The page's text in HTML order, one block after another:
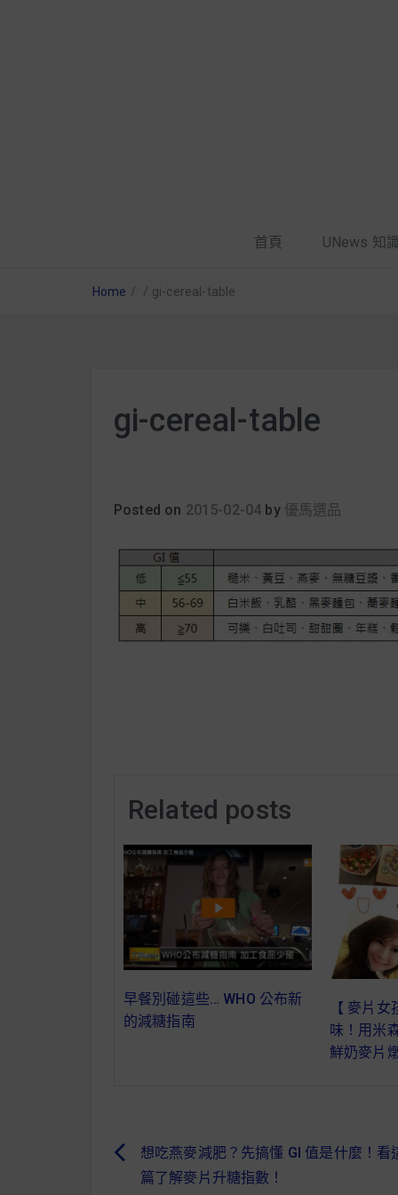
首頁 UNews 知
Home / / gi-cereal-table
gi-cereal-table
Posted on 2015-02-04 by 優馬選品
Related posts
早餐別碰這些… WHO 公布新
的減糖指南
【 麥片女
味！用米
鮮奶麥片
文
想吃燕麥減肥？先搞懂 GI 值是什麼！看
篇了解麥片升糖指數！